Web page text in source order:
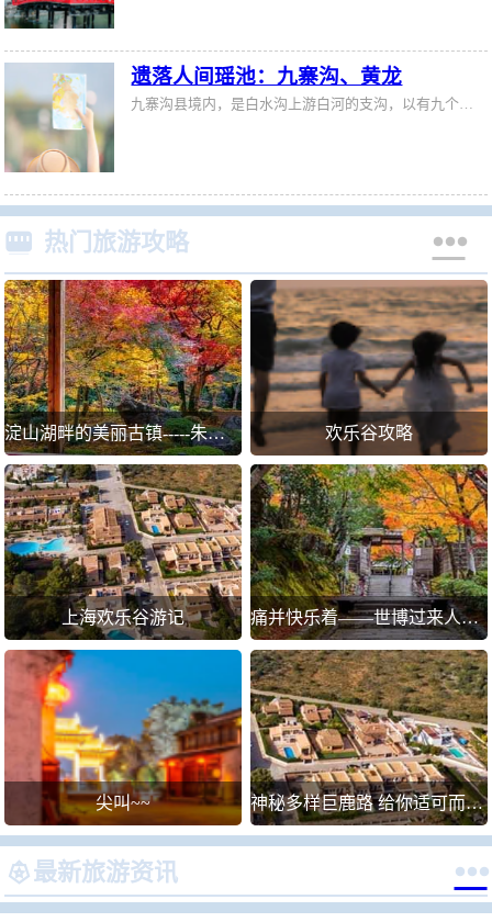
遗落人间瑶池：九寨沟、黄龙
九寨沟县境内，是白水沟上游白河的支沟，以有九个藏族村寨（所以又称何药九寨）而得名。九寨沟海拔在2千米以上，遍布原始森林，沟内分布一百零八个湖泊，有“童话世界”之誉；九寨沟为全国重点风景名胜区，并被列入世界遗产名录。
 热门旅游攻略 
淀山湖畔的美丽古镇-----朱家角 欢乐谷攻略
上海欢乐谷游记 痛并快乐着——世博过来人攻略【尝鲜人系列二】
尖叫~~ 神秘多样巨鹿路 给你适可而止的迷失
最新旅游资讯 